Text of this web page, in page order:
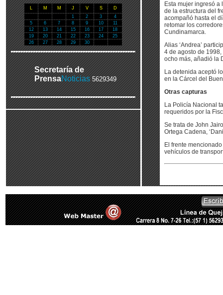
L M M J V S
D
1
2 3
4
5
6 7 8 9 10
11
12
13 14 15 16 17
18
19
20 21 22 23 24
25
26
27 28 29 30
Secretaría de
PrensaNoticias 5629349
Esta mujer ingresó
de la estructura del
acompañó hasta el
retomar los
Cundinamarca.
Alias ‘Andrea’
4 de agosto de
ocho más, añadió la
La detenida aceptó
en la Cárcel del
Otras capturas
La Policía Nacional
requeridos por la
Se trata de John
Ortega Cadena,
El frente
vehículos de